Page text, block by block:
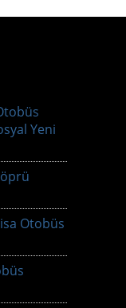
Yeni
Otobüs